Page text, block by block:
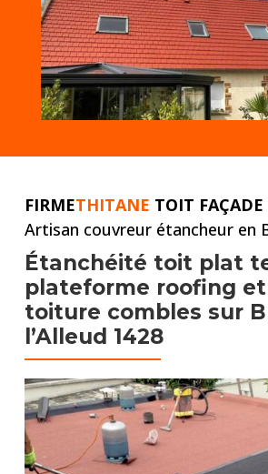
FIRMETHITANE TOIT FAÇADE
Artisan couvreur étancheur en
Étanchéité toit plat
plateforme roofing et
toiture combles sur
l’Alleud 1428